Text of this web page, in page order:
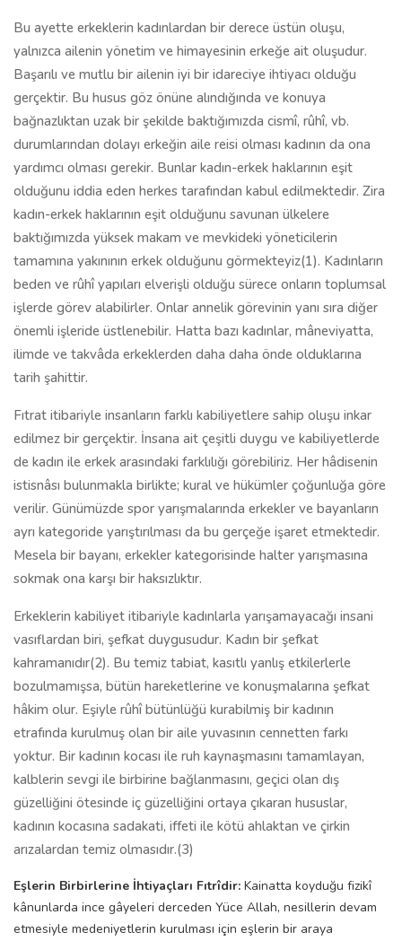
Bu ayette erkeklerin kadınlardan bir derece üstün oluşu,
yalnızca ailenin yönetim ve himayesinin erkeğe ait oluşudur.
Başarılı ve mutlu bir ailenin iyi bir idareciye ihtiyacı olduğu
gerçektir. Bu husus göz önüne alındığında ve konuya
bağnazlıktan uzak bir şekilde baktığımızda cismî, rûhî, vb.
durumlarından dolayı erkeğin aile reisi olması kadının da ona
yardımcı olması gerekir. Bunlar kadın-erkek haklarının eşit
olduğunu iddia eden herkes tarafından kabul edilmektedir. Zira
kadın-erkek haklarının eşit olduğunu savunan ülkelere
baktığımızda yüksek makam ve mevkideki yöneticilerin
tamamına yakınının erkek olduğunu görmekteyiz(1). Kadınların
beden ve rûhî yapıları elverişli olduğu sürece onların toplumsal
işlerde görev alabilirler. Onlar annelik görevinin yanı sıra diğer
önemli işleride üstlenebilir. Hatta bazı kadınlar, mâneviyatta,
ilimde ve takvâda erkeklerden daha daha önde olduklarına
tarih şahittir.
Fıtrat itibariyle insanların farklı kabiliyetlere sahip oluşu inkar
edilmez bir gerçektir. İnsana ait çeşitli duygu ve kabiliyetlerde
de kadın ile erkek arasındaki farklılığı görebiliriz. Her hâdisenin
istisnâsı bulunmakla birlikte; kural ve hükümler çoğunluğa göre
verilir. Günümüzde spor yarışmalarında erkekler ve bayanların
ayrı kategoride yarıştırılması da bu gerçeğe işaret etmektedir.
Mesela bir bayanı, erkekler kategorisinde halter yarışmasına
sokmak ona karşı bir haksızlıktır.
Erkeklerin kabiliyet itibariyle kadınlarla yarışamayacağı insani
vasıflardan biri, şefkat duygusudur. Kadın bir şefkat
kahramanıdır(2). Bu temiz tabiat, kasıtlı yanlış etkilerlerle
bozulmamışsa, bütün hareketlerine ve konuşmalarına şefkat
hâkim olur. Eşiyle rûhî bütünlüğü kurabilmiş bir kadının
etrafında kurulmuş olan bir aile yuvasının cennetten farkı
yoktur. Bir kadının kocası ile ruh kaynaşmasını tamamlayan,
kalblerin sevgi ile birbirine bağlanmasını, geçici olan dış
güzelliğini ötesinde iç güzelliğini ortaya çıkaran hususlar,
kadının kocasına sadakati, iffeti ile kötü ahlaktan ve çirkin
arızalardan temiz olmasıdır.(3)
Eşlerin Birbirlerine İhtiyaçları Fıtrîdir: Kainatta koyduğu fizikî
kânunlarda ince gâyeleri derceden Yüce Allah, nesillerin devam
etmesiyle medeniyetlerin kurulması için eşlerin bir araya